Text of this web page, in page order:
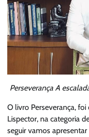
Perseverança A
O livro Perseverança,
Lispector, na categoria
seguir vamos